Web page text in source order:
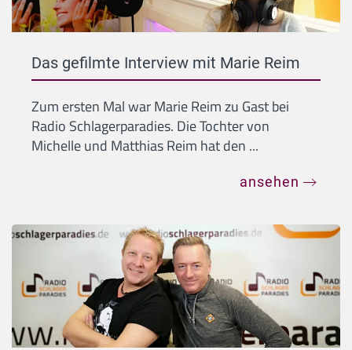
Das gefilmte Interview mit Marie Reim
Zum ersten Mal war Marie Reim zu Gast bei
Radio Schlagerparadies. Die Tochter von
Michelle und Matthias Reim hat den ...
ansehen